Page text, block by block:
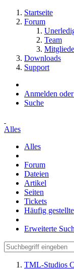
Startseite
Forum
Team
Downloads
Support
Anmelden
Suche
Alles
Alles
Forum
Dateien
Artikel
Seiten
Tickets
Häufig
Erweiterte
TML-Studios